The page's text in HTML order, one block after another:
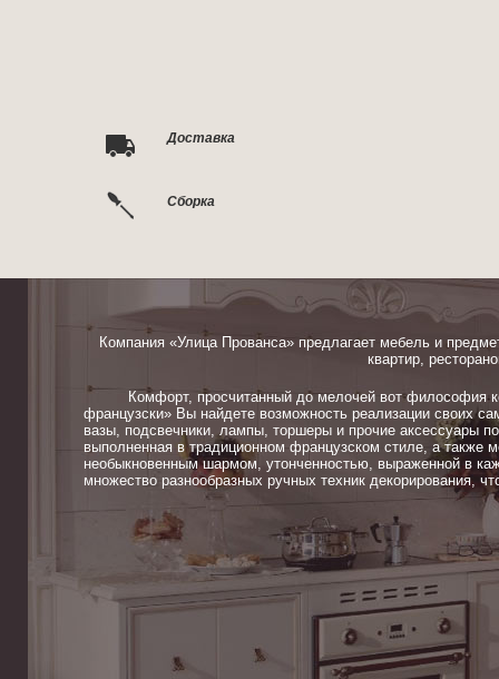
Доставка
Сборка
Компания «Улица Прованса» предлагает мебель и
квартир,
Комфорт, просчитанный до мелочей вот философия
французски» Вы найдете возможность реализации своих
вазы, подсвечники, лампы, торшеры и прочие аксессуары
выполненная в традиционном французском стиле, а также
необыкновенным шармом, утонченностью, выраженной в
множество разнообразных ручных техник декорирования,